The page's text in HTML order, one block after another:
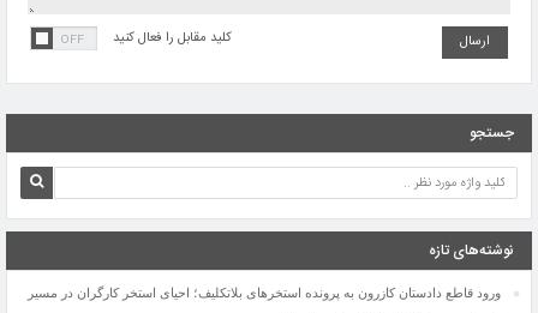
کلید مقابل را فعال کنید
جستجو
نوشته‌های تازه
ورود قاطع دادستان کازرون به پرونده استخرهای بلاتکلیف؛ احیای استخر کارگران در مسیر